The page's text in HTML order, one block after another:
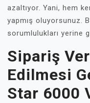
azaltıyor. Yani, hem
yapmış oluyorsunuz.
sorumlulukları yerine
Sipariş
Edilmesi
Star 6000